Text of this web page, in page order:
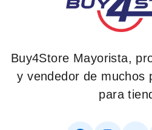
Buy4Store Mayorista,
y vendedor de muchos
para